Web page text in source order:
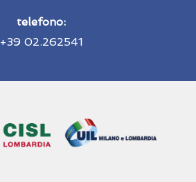
telefono:
+39 02.262541